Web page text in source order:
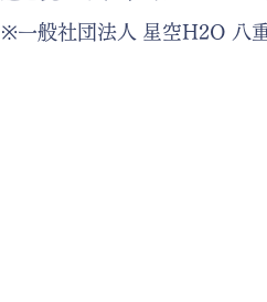
※一般社団法人 星空H2O 八